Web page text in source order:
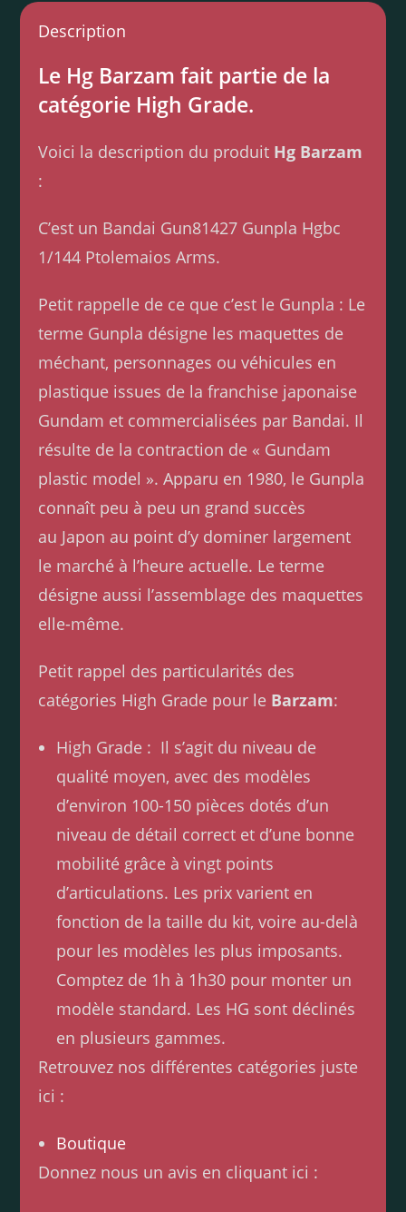
Description
Le Hg Barzam fait partie de la
catégorie High Grade.
Voici la description du produit Hg Barzam
:
C’est un Bandai Gun81427 Gunpla Hgbc
1/144 Ptolemaios Arms.
Petit rappelle de ce que c’est le Gunpla : Le
terme Gunpla désigne les maquettes de
méchant, personnages ou véhicules en
plastique issues de la franchise japonaise
Gundam et commercialisées par Bandai. Il
résulte de la contraction de « Gundam
plastic model ». Apparu en 1980, le Gunpla
connaît peu à peu un grand succès
au Japon au point d’y dominer largement
le marché à l’heure actuelle. Le terme
désigne aussi l’assemblage des maquettes
elle-même.
Petit rappel des particularités des
catégories High Grade pour le Barzam:
High Grade : Il s’agit du niveau de
qualité moyen, avec des modèles
d’environ 100-150 pièces dotés d’un
niveau de détail correct et d’une bonne
mobilité grâce à vingt points
d’articulations. Les prix varient en
fonction de la taille du kit, voire au-delà
pour les modèles les plus imposants.
Comptez de 1h à 1h30 pour monter un
modèle standard. Les HG sont déclinés
en plusieurs gammes.
Retrouvez nos différentes catégories juste
ici :
Boutique
Donnez nous un avis en cliquant ici :